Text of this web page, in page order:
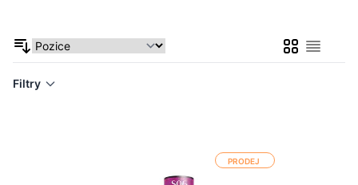
MřížkaSeznam
Filtry
PRODEJ